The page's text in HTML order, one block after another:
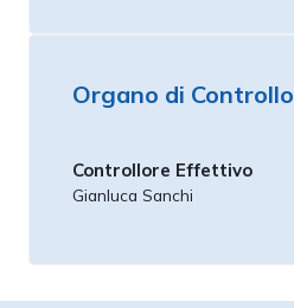
Organo di Controllo
Controllore Effettivo
Gianluca Sanchi